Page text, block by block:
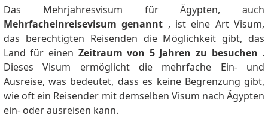
Das Mehrjahresvisum für Ägypten, auch
Mehrfacheinreisevisum genannt , ist eine Art Visum,
das berechtigten Reisenden die Möglichkeit gibt, das
Land für einen Zeitraum von 5 Jahren zu besuchen .
Dieses Visum ermöglicht die mehrfache Ein- und
Ausreise, was bedeutet, dass es keine Begrenzung gibt,
wie oft ein Reisender mit demselben Visum nach Ägypten
ein- oder ausreisen kann.